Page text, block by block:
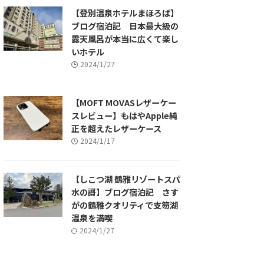
【登別温泉ホテルまほろば】
ブログ宿泊記 日本最大級の
露天風呂が本当に広くて楽し
いホテル
2024/1/27
【MOFT MOVASレザーケー
スレビュー】もはやApple純
正を超えたレザーケース
2024/1/17
【しこつ湖 鶴雅リゾートスパ
水の謌】ブログ宿泊記 さす
がの鶴雅クオリティで支笏湖
温泉を満喫
2024/1/27